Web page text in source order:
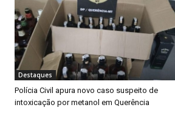
Destaques
Polícia Civil apura novo caso suspeito de
intoxicação por metanol em Querência